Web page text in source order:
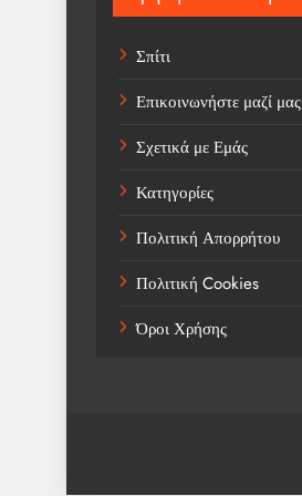
Σπίτι
Επικοινωνήστε μαζί μας
Σχετικά με Εμάς
Κατηγορίες
Πολιτική Απορρήτου
Πολιτική Cookies
Όροι Χρήσης